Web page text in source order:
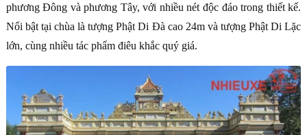
phương Đông và phương Tây, với nhiều nét độc đáo trong thiết kế.
Nổi bật tại chùa là tượng Phật Di Đà cao 24m và tượng Phật Di Lặc
lớn, cùng nhiều tác phẩm điêu khắc quý giá.